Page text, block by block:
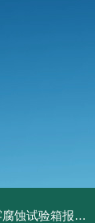
蚀试验箱报价